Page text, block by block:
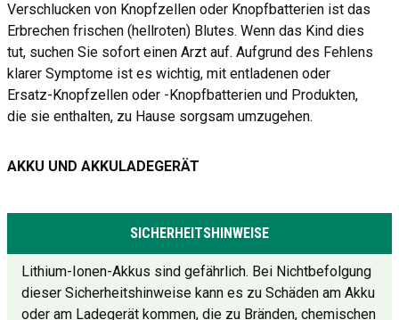
Verschlucken von Knopfzellen oder Knopfbatterien ist das
Erbrechen frischen (hellroten) Blutes. Wenn das Kind dies
tut, suchen Sie sofort einen Arzt auf. Aufgrund des Fehlens
klarer Symptome ist es wichtig, mit entladenen oder
Ersatz-Knopfzellen oder -Knopfbatterien und Produkten,
die sie enthalten, zu Hause sorgsam umzugehen.
AKKU UND AKKULADEGERÄT
SICHERHEITSHINWEISE
Lithium-Ionen-Akkus sind gefährlich. Bei Nichtbefolgung
dieser Sicherheitshinweise kann es zu Schäden am Akku
oder am Ladegerät kommen, die zu Bränden, chemischen